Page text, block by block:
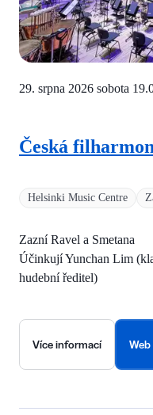
Helsinki Music Centre
Česká
Zazní Ravel a Smetana
Účinkují Yunchan Lim
hudební ředitel)
29. srpna 2026 sobota
Více informací